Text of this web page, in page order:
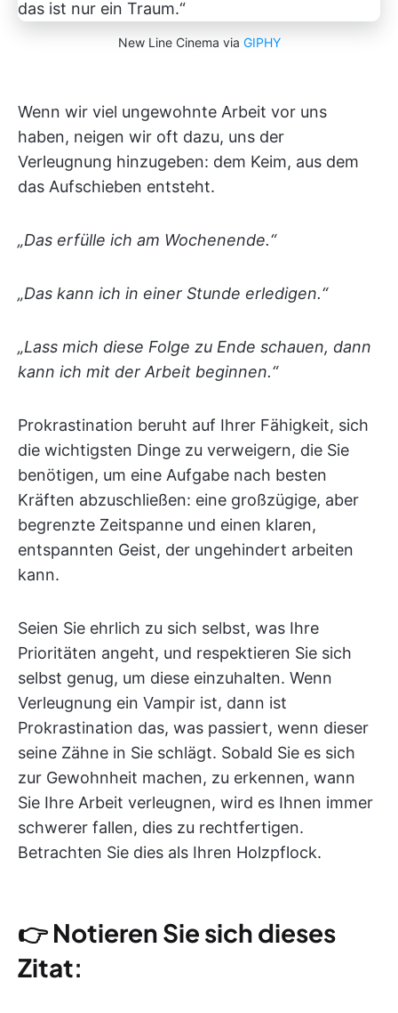
New Line Cinema via GIPHY
Wenn wir viel ungewohnte Arbeit vor uns
haben, neigen wir oft dazu, uns der
Verleugnung hinzugeben: dem Keim, aus dem
das Aufschieben entsteht.
„Das erfülle ich am Wochenende.“
„Das kann ich in einer Stunde erledigen.“
„Lass mich diese Folge zu Ende schauen, dann
kann ich mit der Arbeit beginnen.“
Prokrastination beruht auf Ihrer Fähigkeit, sich
die wichtigsten Dinge zu verweigern, die Sie
benötigen, um eine Aufgabe nach besten
Kräften abzuschließen: eine großzügige, aber
begrenzte Zeitspanne und einen klaren,
entspannten Geist, der ungehindert arbeiten
kann.
Seien Sie ehrlich zu sich selbst, was Ihre
Prioritäten angeht, und respektieren Sie sich
selbst genug, um diese einzuhalten. Wenn
Verleugnung ein Vampir ist, dann ist
Prokrastination das, was passiert, wenn dieser
seine Zähne in Sie schlägt. Sobald Sie es sich
zur Gewohnheit machen, zu erkennen, wann
Sie Ihre Arbeit verleugnen, wird es Ihnen immer
schwerer fallen, dies zu rechtfertigen.
Betrachten Sie dies als Ihren Holzpflock.
👉Notieren Sie sich dieses
Zitat: